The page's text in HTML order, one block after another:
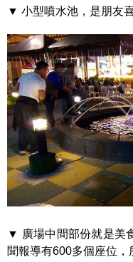
▼ 小型噴水池，是朋友
▼ 廣場中間部份就是美
聞報導有600多個座位